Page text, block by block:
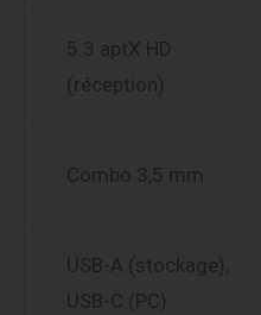
5.3 aptX HD
(réception)
Combo 3,5 mm
USB-A (stockage),
USB-C (PC)